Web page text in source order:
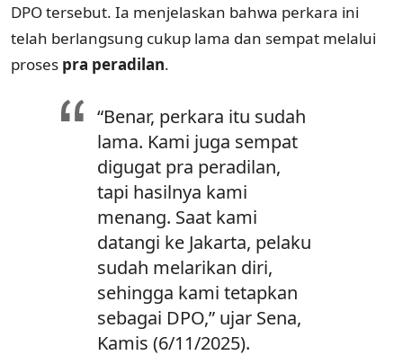
DPO tersebut. Ia menjelaskan bahwa perkara ini
telah berlangsung cukup lama dan sempat melalui
proses pra peradilan.
“Benar, perkara itu sudah
lama. Kami juga sempat
digugat pra peradilan,
tapi hasilnya kami
menang. Saat kami
datangi ke Jakarta, pelaku
sudah melarikan diri,
sehingga kami tetapkan
sebagai DPO,” ujar Sena,
Kamis (6/11/2025).